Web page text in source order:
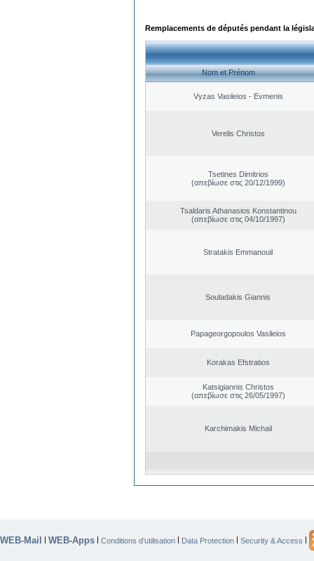
Remplacements de députés pendant la
Nom et Prénom
Vyzas Vasileios - Evmenis
Verelis Christos
Tsetines Dimitrios
(απεβίωσε στις 20/12/1999)
Tsaldaris Athanasios Konstantinou
(απεβίωσε στις 04/10/1997)
Stratakis Emmanouil
Souladakis Giannis
Papageorgopoulos Vasileios
Korakas Efstratios
Katsigiannis Christos
(απεβίωσε στις 26/05/1997)
Karchimakis Michail
WEB-Mail | WEB-Apps | Conditions d’utilisation | Data Protection | Security & Access |